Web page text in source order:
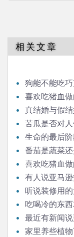
相关文章
狗能不能吃巧
喜欢吃猪血
真结婚与假
苦瓜是否对
生命的最后
怀）番茄是蔬菜
喜欢吃猪血
有人说亚马
放氧气，对人
听说装修用
办？吃喝冷的东
最近有新闻
吗？家里养些植